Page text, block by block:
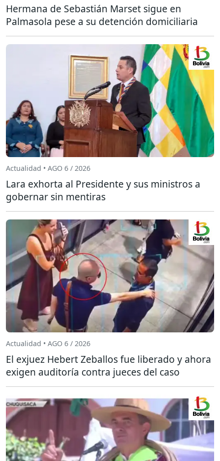
Hermana de Sebastián Marset sigue en
Palmasola pese a su detención domiciliaria
Actualidad • AGO 6 / 2026
Lara exhorta al Presidente y sus ministros a
gobernar sin mentiras
Actualidad • AGO 6 / 2026
El exjuez Hebert Zeballos fue liberado y ahora
exigen auditoría contra jueces del caso